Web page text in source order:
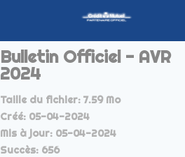
Bulletin Officiel - AVR
2024
Taille du fichier: 7.59 Mo
Créé: 05-04-2024
Mis à jour: 05-04-2024
Succès: 656